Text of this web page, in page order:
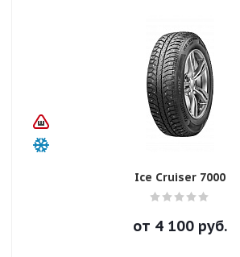
Ice Cruiser 7000
от 4 100руб.